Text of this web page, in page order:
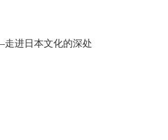
进日本文化的深处